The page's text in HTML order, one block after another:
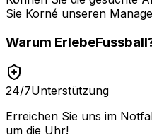
Sie Korné unseren
Warum ErlebeFussball
24/7Unterstützung
Erreichen Sie uns im
um die Uhr!